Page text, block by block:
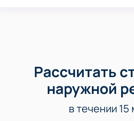
Рассчитать
наружной
в течении 15